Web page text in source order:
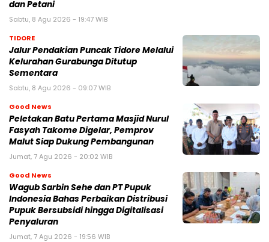
dan Petani
Sabtu, 8 Agu 2026 - 19:47 WIB
TIDORE
Jalur Pendakian Puncak Tidore Melalui
Kelurahan Gurabunga Ditutup
Sementara
Sabtu, 8 Agu 2026 - 09:07 WIB
Good News
Peletakan Batu Pertama Masjid Nurul
Fasyah Takome Digelar, Pemprov
Malut Siap Dukung Pembangunan
Jumat, 7 Agu 2026 - 20:02 WIB
Good News
Wagub Sarbin Sehe dan PT Pupuk
Indonesia Bahas Perbaikan Distribusi
Pupuk Bersubsidi hingga Digitalisasi
Penyaluran
Jumat, 7 Agu 2026 - 19:56 WIB